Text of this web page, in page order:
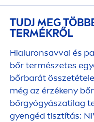
TUDJ MEG
TERMÉKRŐL
Hialuronsavval és
bőr természetes
bőrbarát
még az érzékeny
bőrgyógyászatilag
gyengéd tisztítás: